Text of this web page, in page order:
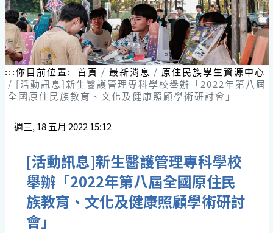
:::你目前位置: 首頁 最新消息
原住民族學生資源中心
[活動訊息]新生醫護管理專科學校舉辦「2022年第八屆
全國原住民族教育、文化及健康照顧學術研討會」
週三, 18 五月 2022 15:12
[活動訊息]新生醫護管理專科學校
舉辦「2022年第八屆全國原住民
族教育、文化及健康照顧學術研討
會」